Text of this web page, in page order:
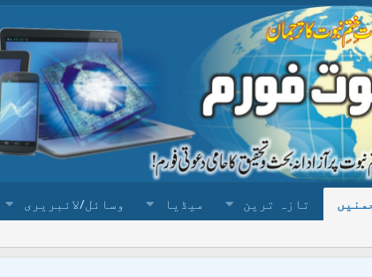
تازہ ترین میڈیا وسائل/لائبریری